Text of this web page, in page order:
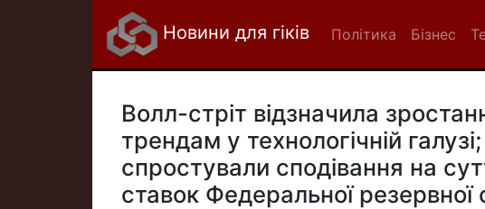
Новини для гіків Політика Бізнес
Волл-стріт відзначила
трендам у технологічній
спростували сподівання на
ставок Федеральної резервної